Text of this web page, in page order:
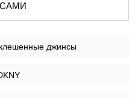
джинсы